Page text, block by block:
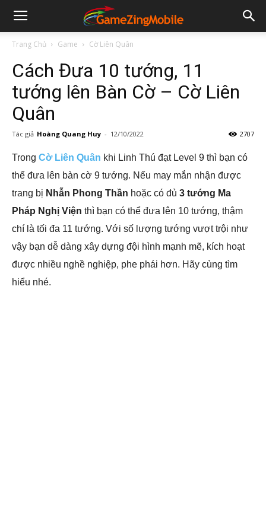
Trang Chủ Game Cờ Liên Quân
Cách Đưa 10 tướng, 11
tướng lên Bàn Cờ – Cờ Liên
Quân
Tác giả Hoàng Quang Huy - 12/10/2022 2707
Trong Cờ Liên Quân khi Linh Thú đạt Level 9 thì bạn có
thể đưa lên bàn cờ 9 tướng. Nếu may mắn nhận được
trang bị Nhẫn Phong Thần hoặc có đủ 3 tướng Ma
Pháp Nghị Viện thì bạn có thể đưa lên 10 tướng, thậm
chí là tối đa 11 tướng. Với số lượng tướng vượt trội như
vậy bạn dễ dàng xây dựng đội hình mạnh mẽ, kích hoạt
được nhiều nghề nghiệp, phe phái hơn. Hãy cùng tìm
hiểu nhé.